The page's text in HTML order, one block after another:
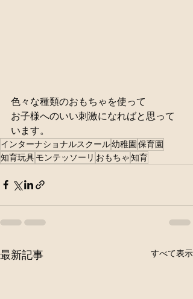
色々な種類のおもちゃを使って
お子様へのいい刺激になればと思って
います。
インターナショナルスクール幼稚園 保育園
知育玩具モンテッソーリ おもちゃ知育
最新記事 すべて表示